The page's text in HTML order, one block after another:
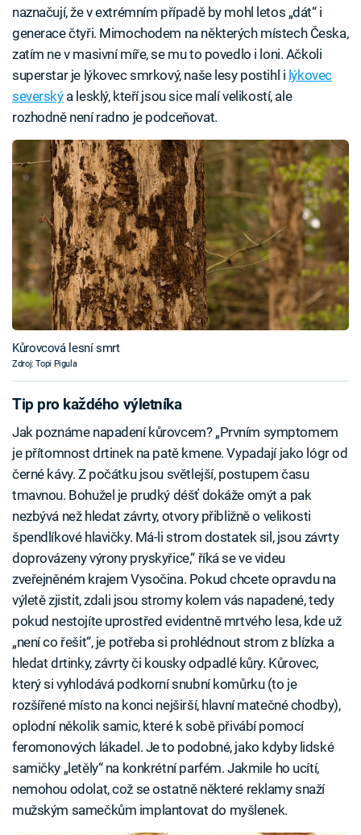
naznačují, že v extrémním případě by mohl letos „dát“ i
generace čtyři. Mimochodem na některých místech Česka,
zatím ne v masivní míře, se mu to povedlo i loni. Ačkoli
superstar je lýkovec smrkový, naše lesy postihl i lýkovec
severskýa lesklý, kteří jsou sice malí velikostí, ale
rozhodně není radno je podceňovat.
Kůrovcová lesní smrt
Zdroj: Topi Pigula
Tip pro každého výletníka
Jak poznáme napadení kůrovcem? „Prvním symptomem
je přítomnost drtinek na patě kmene. Vypadají jako lógr od
černé kávy. Z počátku jsou světlejší, postupem času
tmavnou. Bohužel je prudký déšť dokáže omýt a pak
nezbývá než hledat závrty, otvory přibližně o velikosti
špendlíkové hlavičky. Má-li strom dostatek sil, jsou závrty
doprovázeny výrony pryskyřice,“ říká se ve videu
zveřejněném krajem Vysočina. Pokud chcete opravdu na
výletě zjistit, zdali jsou stromy kolem vás napadené, tedy
pokud nestojíte uprostřed evidentně mrtvého lesa, kde už
„není co řešit“, je potřeba si prohlédnout strom z blízka a
hledat drtinky, závrty či kousky odpadlé kůry. Kůrovec,
který si vyhlodává podkorní snubní komůrku (to je
rozšířené místo na konci nejširší, hlavní matečné chodby),
oplodní několik samic, které k sobě přivábí pomocí
feromonových lákadel. Je to podobné, jako kdyby lidské
samičky „letěly“ na konkrétní parfém. Jakmile ho ucítí,
nemohou odolat, což se ostatně některé reklamy snaží
mužským samečkům implantovat do myšlenek.